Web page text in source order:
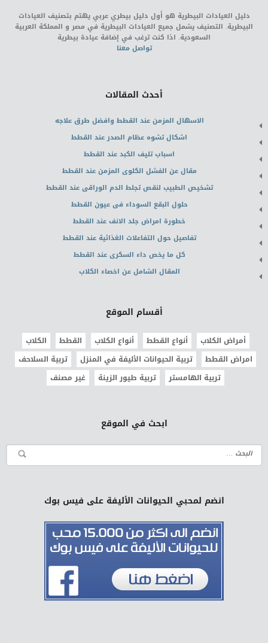
دليل العيادات البيطرية هو أول دليل بيطري عربي يهتم بتصنيف العيادات
البيطرية. التصنيف يشمل جميع العيادات البيطرية في مصر و المملكة العربية
السعودية. اذا كنت ترغب في إضافة عيادة بيطرية
تواصل معنا
أحدث المقالات
الاسهال المزمن عند القطط وافضل طرق علاجه
اشكال تشوه عظام الصدر عند القطط
اسباب تليف الكبد عند القطط
مقال عن الفشل الكلوى المزمن عند القطط
تشخيص الطبيب لنقص تجلط الدم الوراقى عند القطط
حلول البقع السوداء فى عيون القطط
خطورة امراض جلد الانف عند القطط
تفاصيل حول التفاعلات الغذائية عند القطط
كل ما يخص داء السكرى عند القطط
المقال الشامل عن اخصاء الكلاب
أقسام الموقع
أمراض الكلاب أنواع القطط أنواع الكلاب القطط
الكلاب
امراض القطط
تربية الحيوانات الأليفة في المنزل
تربية السلاحف
تربية الهامستر
تربية طيور الزينة غير مصنف
ابحث في الموقع
انضم لمحبي الحيوانات الأليفة على فيس بوك